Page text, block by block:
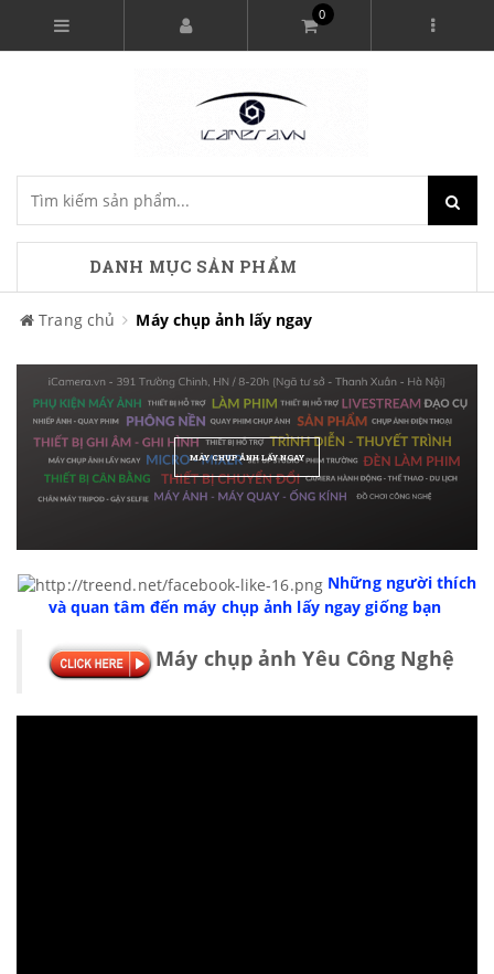
0
DANH MỤC SẢN PHẨM
Trang chủ Máy chụp ảnh lấy ngay
MÁY CHỤP ẢNH LẤY NGAY
Những người thích
và quan tâm đến máy chụp ảnh lấy ngay giống bạn
Máy chụp ảnh Yêu Công Nghệ